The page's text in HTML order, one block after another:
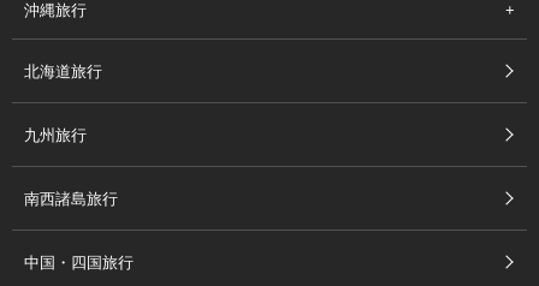
沖縄旅行
北海道旅行
九州旅行
南西諸島旅行
中国・四国旅行